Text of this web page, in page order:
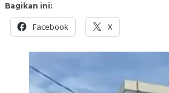
Bagikan ini:
Facebook X